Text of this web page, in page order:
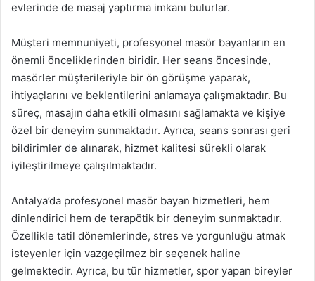
evlerinde de masaj yaptırma imkanı bulurlar.
Müşteri memnuniyeti, profesyonel masör bayanların en
önemli önceliklerinden biridir. Her seans öncesinde,
masörler müşterileriyle bir ön görüşme yaparak,
ihtiyaçlarını ve beklentilerini anlamaya çalışmaktadır. Bu
süreç, masajın daha etkili olmasını sağlamakta ve kişiye
özel bir deneyim sunmaktadır. Ayrıca, seans sonrası geri
bildirimler de alınarak, hizmet kalitesi sürekli olarak
iyileştirilmeye çalışılmaktadır.
Antalya’da profesyonel masör bayan hizmetleri, hem
dinlendirici hem de terapötik bir deneyim sunmaktadır.
Özellikle tatil dönemlerinde, stres ve yorgunluğu atmak
isteyenler için vazgeçilmez bir seçenek haline
gelmektedir. Ayrıca, bu tür hizmetler, spor yapan bireyler